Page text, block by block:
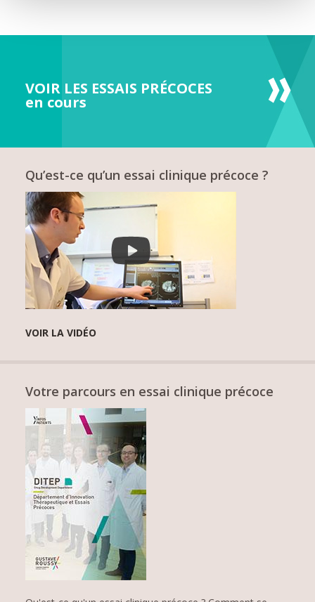
VOIR LES ESSAIS PRÉCOCES
en cours
Qu’est-ce qu’un essai clinique précoce ?
VOIR LA VIDÉO
Votre parcours en essai clinique précoce